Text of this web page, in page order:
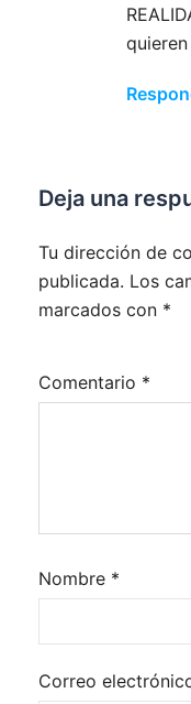
Deja una
Tu dirección de
publicada. Los
marcados con *
Comentario *
Nombre *
Correo